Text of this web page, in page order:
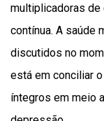
multiplicadoras
contínua. A saúde
discutidos no
está em conciliar
íntegros em meio